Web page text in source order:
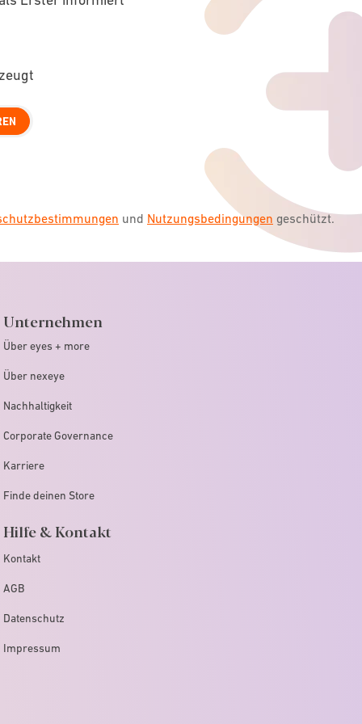
und Nutzungsbedingungen geschützt.
Unternehmen
Über eyes + more
Über nexeye
Nachhaltigkeit
Corporate Governance
Karriere
Finde deinen Store
Hilfe & Kontakt
Kontakt
AGB
Datenschutz
Impressum